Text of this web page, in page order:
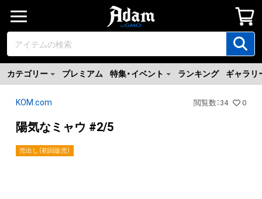
カテゴリー プレミアム 特集・イベント ランキング ギャラリ
KOM.com 閲覧数 ： 34 0
陽気なミャウ #2/5
売出し（初回販売）